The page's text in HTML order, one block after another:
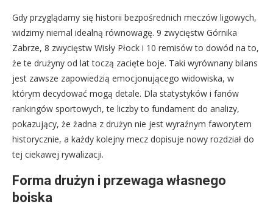
Gdy przyglądamy się historii bezpośrednich meczów ligowych,
widzimy niemal idealną równowagę. 9 zwycięstw Górnika
Zabrze, 8 zwycięstw Wisły Płock i 10 remisów to dowód na to,
że te drużyny od lat toczą zacięte boje. Taki wyrównany bilans
jest zawsze zapowiedzią emocjonującego widowiska, w
którym decydować mogą detale. Dla statystyków i fanów
rankingów sportowych, te liczby to fundament do analizy,
pokazujący, że żadna z drużyn nie jest wyraźnym faworytem
historycznie, a każdy kolejny mecz dopisuje nowy rozdział do
tej ciekawej rywalizacji.
Forma drużyn i przewaga własnego
boiska